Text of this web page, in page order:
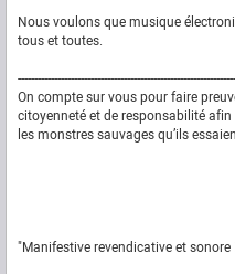
Nous voulons que musique
tous et toutes.
On compte sur vous pour faire
citoyenneté et de responsabilité
les monstres sauvages qu’ils
"Manifestive revendicative et sonore